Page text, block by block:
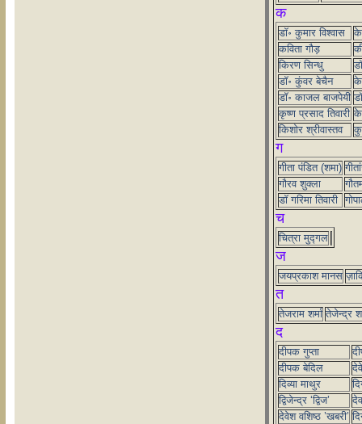
क
डॉ॰ कुमार विश्वास
कविता गौड़
किरण सिन्धु
डॉ॰ कुंवर बेचैन
डॉ॰ काजल बाजपेयी
कृष्ण प्रसाद तिवारी
किशोर श्रीवास्तव
ग
गीता पंडित (शमा)
गौरव शुक्ला
डॉ गरिमा तिवारी
च
चित्रा मुद्गल
ज
जयप्रकाश मानस
त
तेजराम शर्मा तेजेन्द्र
द
दीपक गुप्ता
दीपक बेदिल
दिव्या माथुर
द्विजेन्द्र ‘द्विज’
देवेश वशिष्ठ ’खबरी’